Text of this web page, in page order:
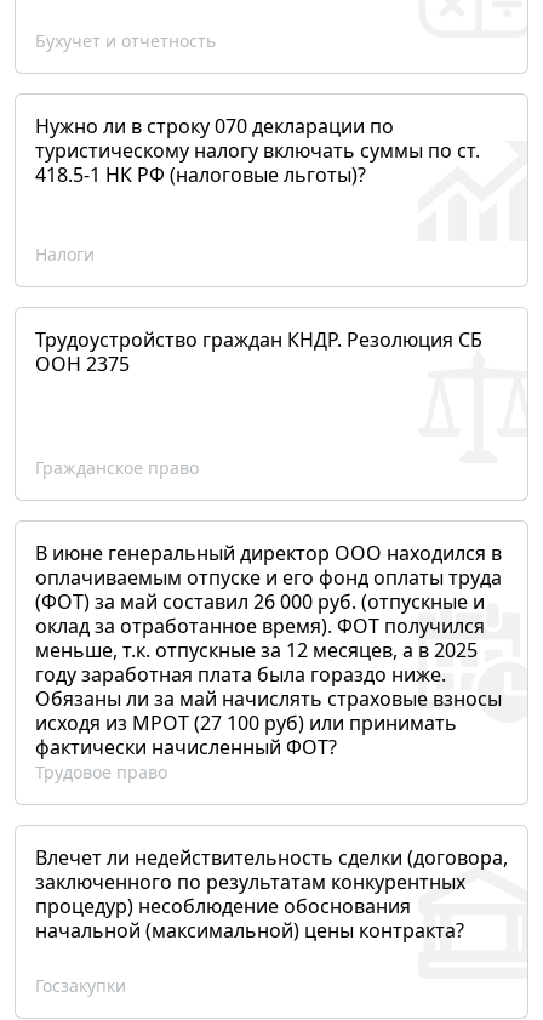
Бухучет и отчетность
Нужно ли в строку 070 декларации по
туристическому налогу включать суммы по ст.
418.5-1 НК РФ (налоговые льготы)?
Налоги
Трудоустройство граждан КНДР. Резолюция СБ
ООН 2375
Гражданское право
В июне генеральный директор ООО находился в
оплачиваемым отпуске и его фонд оплаты труда
(ФОТ) за май составил 26 000 руб. (отпускные и
оклад за отработанное время). ФОТ получился
меньше, т.к. отпускные за 12 месяцев, а в 2025
году заработная плата была гораздо ниже.
Обязаны ли за май начислять страховые взносы
исходя из МРОТ (27 100 руб) или принимать
фактически начисленный ФОТ?
Трудовое право
Влечет ли недействительность сделки (договора,
заключенного по результатам конкурентных
процедур) несоблюдение обоснования
начальной (максимальной) цены контракта?
Госзакупки